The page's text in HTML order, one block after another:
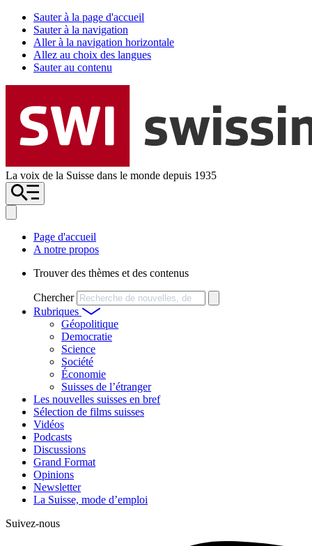
Sauter à la page d'accueil
Sauter à la navigation
Aller à la navigation horizontale
Allez au choix des langues
Sauter au contenu
La voix de la Suisse dans le monde depuis 1935
Page d'accueil
A notre propos
Trouver des thèmes et des contenus
Chercher
Rubriques
Géopolitique
Democratie
Science
Société
Économie
Suisses de l’étranger
Les nouvelles suisses en bref
Sélection de films suisses
Vidéos
Podcasts
Discussions
Grand Format
Opinions
Newsletter
La Suisse, mode d’emploi
Suivez-nous